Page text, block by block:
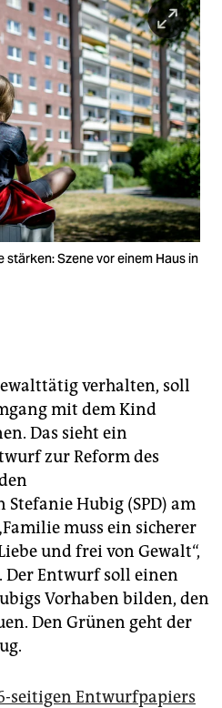
Szene vor einem Haus in
verhalten, soll
mit dem Kind
Das sieht ein
zur Reform des
Hubig (SPD) am
muss ein sicherer
und frei von Gewalt“,
Der Entwurf soll einen
Vorhaben bilden, den
Den Grünen geht der
seitigen Entwurfpapiers